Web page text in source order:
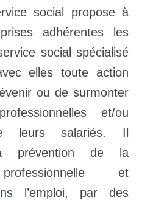
social propose à
adhérentes les
social spécialisé
elles toute action
ou de surmonter
et/ou
leurs salariés. Il
prévention de la
et
l’emploi, par des